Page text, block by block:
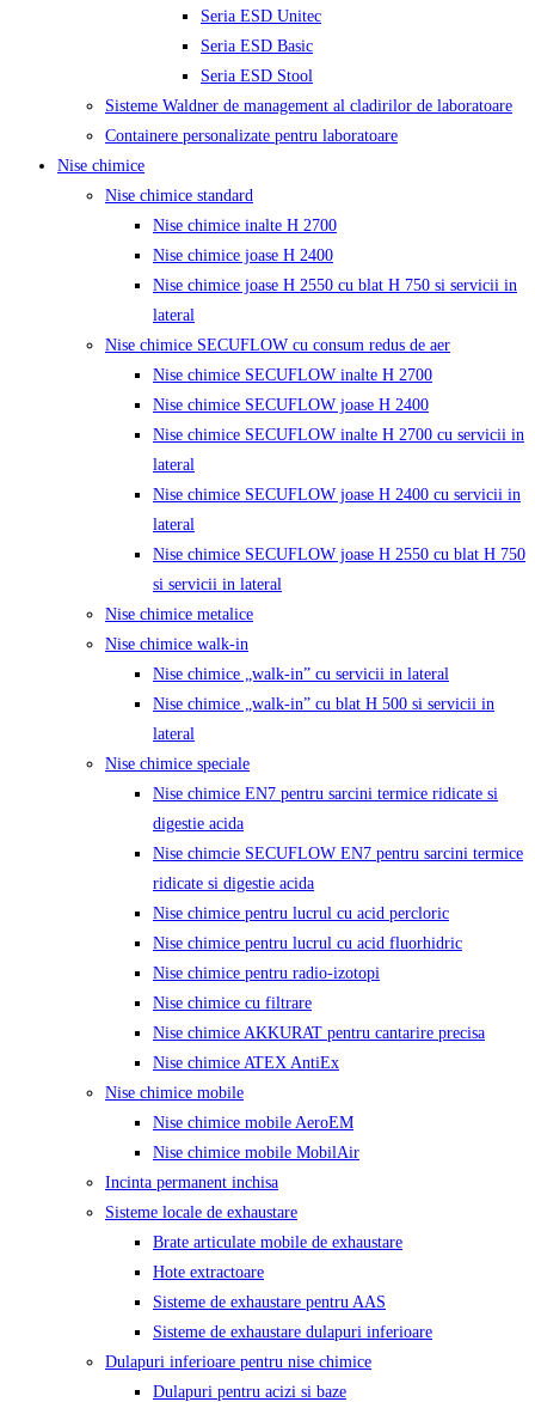
Seria ESD Unitec
Seria ESD Basic
Seria ESD Stool
Sisteme Waldner de management al cladirilor de laboratoare
Containere personalizate pentru laboratoare
Nise chimice
Nise chimice standard
Nise chimice inalte H 2700
Nise chimice joase H 2400
Nise chimice joase H 2550 cu blat H 750 si servicii in
lateral
Nise chimice SECUFLOW cu consum redus de aer
Nise chimice SECUFLOW inalte H 2700
Nise chimice SECUFLOW joase H 2400
Nise chimice SECUFLOW inalte H 2700 cu servicii in
lateral
Nise chimice SECUFLOW joase H 2400 cu servicii in
lateral
Nise chimice SECUFLOW joase H 2550 cu blat H 750
si servicii in lateral
Nise chimice metalice
Nise chimice walk-in
Nise chimice „walk-in” cu servicii in lateral
Nise chimice „walk-in” cu blat H 500 si servicii in
lateral
Nise chimice speciale
Nise chimice EN7 pentru sarcini termice ridicate si
digestie acida
Nise chimcie SECUFLOW EN7 pentru sarcini termice
ridicate si digestie acida
Nise chimice pentru lucrul cu acid percloric
Nise chimice pentru lucrul cu acid fluorhidric
Nise chimice pentru radio-izotopi
Nise chimice cu filtrare
Nise chimice AKKURAT pentru cantarire precisa
Nise chimice ATEX AntiEx
Nise chimice mobile
Nise chimice mobile AeroEM
Nise chimice mobile MobilAir
Incinta permanent inchisa
Sisteme locale de exhaustare
Brate articulate mobile de exhaustare
Hote extractoare
Sisteme de exhaustare pentru AAS
Sisteme de exhaustare dulapuri inferioare
Dulapuri inferioare pentru nise chimice
Dulapuri pentru acizi si baze